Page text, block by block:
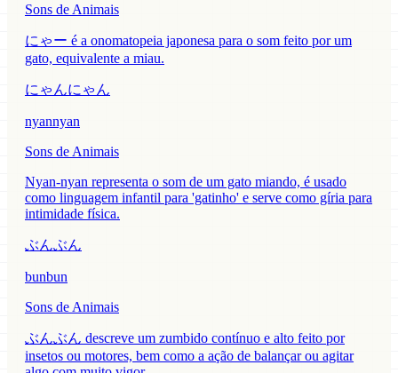
Sons de Animais
にゃー é a onomatopeia japonesa para o som feito por um
gato, equivalente a miau.
にゃんにゃん
nyannyan
Sons de Animais
Nyan-nyan representa o som de um gato miando, é usado
como linguagem infantil para 'gatinho' e serve como gíria para
intimidade física.
ぶんぶん
bunbun
Sons de Animais
ぶんぶん descreve um zumbido contínuo e alto feito por
insetos ou motores, bem como a ação de balançar ou agitar